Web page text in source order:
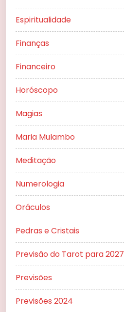
Espiritualidade
Finanças
Financeiro
Horóscopo
Magias
Maria Mulambo
Meditação
Numerologia
Oráculos
Pedras e Cristais
Previsão do Tarot para 2027
Previsões
Previsões 2024